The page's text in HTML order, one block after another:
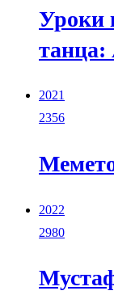
Уроки
2021
2356
2022
2980